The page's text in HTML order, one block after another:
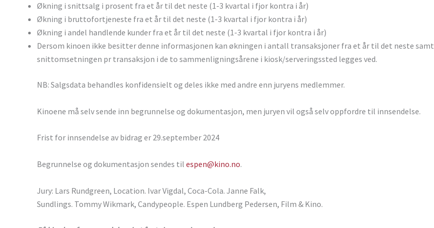
Økning i snittsalg i prosent fra et år til det neste (1-3 kvartal i fjor kontra i år)
Økning i bruttofortjeneste fra et år til det neste (1-3 kvartal i fjor kontra i år)
Økning i andel handlende kunder fra et år til det neste (1-3 kvartal i fjor kontra i år)
Dersom kinoen ikke besitter denne informasjonen kan økningen i antall transaksjoner fra et år til det neste samt
snittomsetningen pr transaksjon i de to sammenligningsårene i kiosk/serveringssted legges ved.
NB: Salgsdata behandles konfidensielt og deles ikke med andre enn juryens medlemmer.
Kinoene må selv sende inn begrunnelse og dokumentasjon, men juryen vil også selv oppfordre til innsendelse.
Frist for innsendelse av bidrag er 29.september 2024
Begrunnelse og dokumentasjon sendes til espen@kino.no.
Jury: Lars Rundgreen, Location. Ivar Vigdal, Coca-Cola. Janne Falk,
Sundlings. Tommy Wikmark, Candypeople. Espen Lundberg Pedersen, Film & Kino.